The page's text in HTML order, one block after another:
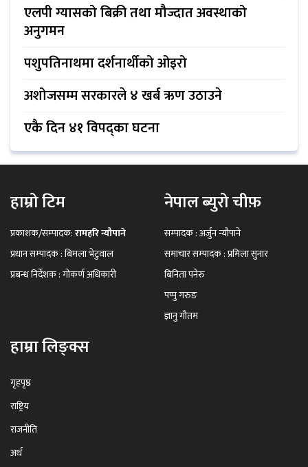
एलपी ग्यासको बिक्री तथा मौज्दात अवस्थाको
अनुगमन
पशुपतिनाथमा दर्शनार्थीको ओइरो
अशोजसम्म सरकारले ४ खर्ब ऋण उठाउने
एकै दिन ४१ विपद्का घटना
हाम्रो टिम
प्रकाशक/सम्पादक:रामहरि न्यौपाने
प्रधान सम्पादक : बिमला भेटुवाल
प्रबन्ध निर्देशक : गोकर्ण अधिकारी
नेपाल ब्युरो चीफ़
सम्पादक : अर्जुन न्यौपाने
समाचार सम्पादक : प्रमिला सुनार
बिनिता पनेरु
पप्पु गरुङ
ज्ञानु गौतम
हाम्रा लिङ्क्स
गृहपृष्ठ
राष्ट्रिय
राजनीति
अर्थ